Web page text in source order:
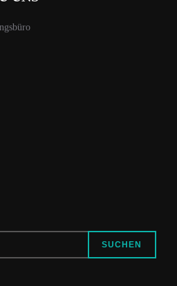
SUCHEN